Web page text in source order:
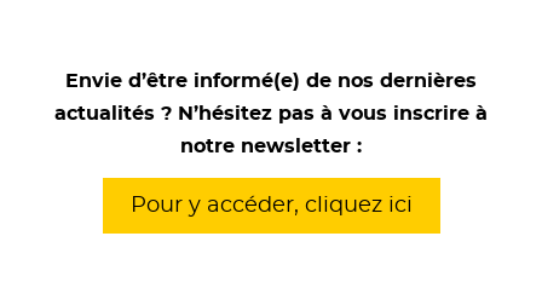
Envie d’être informé(e) de nos dernières
actualités ? N’hésitez pas à vous inscrire à
notre newsletter :
Pour y accéder, cliquez ici